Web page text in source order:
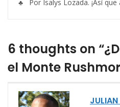
♣ Por Isalys Lozada. ¡Así que
6 thoughts on
el Monte